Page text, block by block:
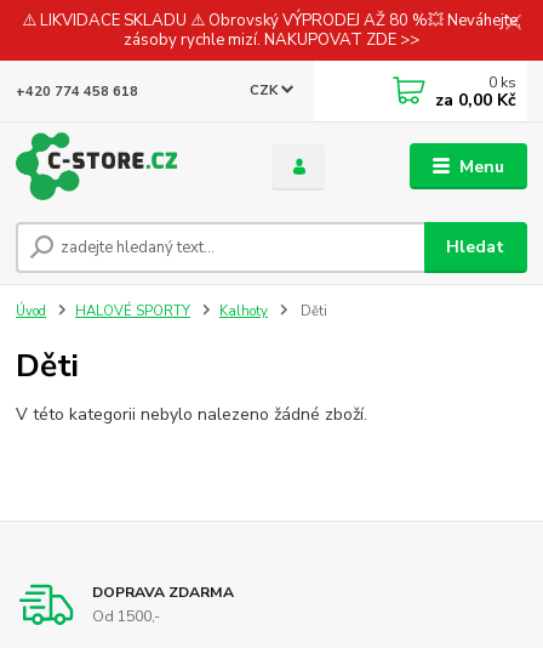
⚠️ LIKVIDACE SKLADU ⚠️ Obrovský VÝPRODEJ AŽ 80 %💥 Neváhejte,
zásoby rychle mizí. NAKUPOVAT ZDE >>
Menu
CZK
Hledat
+420 774 458 618 0 ks
za 0,00 Kč
Úvod HALOVÉ SPORTY Kalhoty Děti
Děti
V této kategorii nebylo nalezeno žádné zboží.
DOPRAVA ZDARMA
Od 1500,-